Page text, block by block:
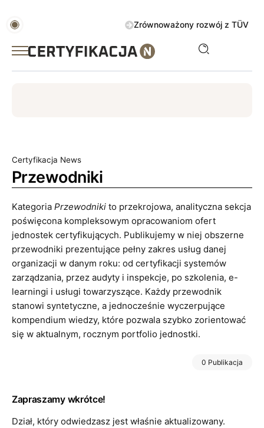
Zrównoważony rozwój z TÜV
Certyfikacja News
Przewodniki
Kategoria Przewodniki to przekrojowa, analityczna sekcja
poświęcona kompleksowym opracowaniom ofert
jednostek certyfikujących. Publikujemy w niej obszerne
przewodniki prezentujące pełny zakres usług danej
organizacji w danym roku: od certyfikacji systemów
zarządzania, przez audyty i inspekcje, po szkolenia, e-
learningi i usługi towarzyszące. Każdy przewodnik
stanowi syntetyczne, a jednocześnie wyczerpujące
kompendium wiedzy, które pozwala szybko zorientować
się w aktualnym, rocznym portfolio jednostki.
0 Publikacja
Zapraszamy wkrótce!
Dział, który odwiedzasz jest właśnie aktualizowany.